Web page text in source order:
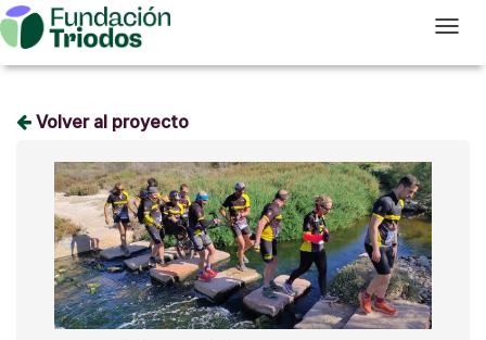
T
Volver al proyecto